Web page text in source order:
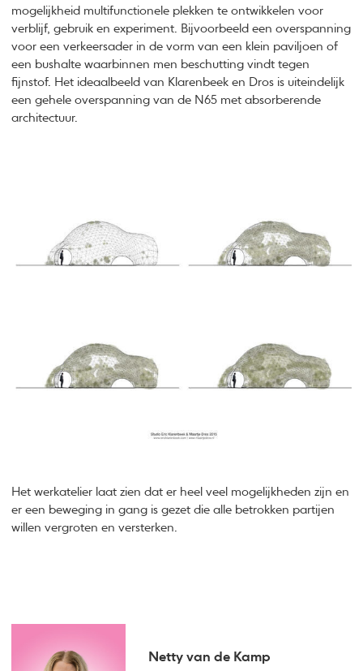
mogelijkheid multifunctionele plekken te ontwikkelen voor
verblijf, gebruik en experiment. Bijvoorbeeld een overspanning
voor een verkeersader in de vorm van een klein paviljoen of
een bushalte waarbinnen men beschutting vindt tegen
fijnstof. Het ideaalbeeld van Klarenbeek en Dros is uiteindelijk
een gehele overspanning van de N65 met absorberende
architectuur.
Het werkatelier laat zien dat er heel veel mogelijkheden zijn en
er een beweging in gang is gezet die alle betrokken partijen
willen vergroten en versterken.
Netty van de Kamp